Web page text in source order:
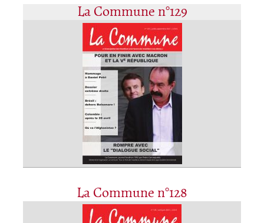
La Commune n°129
La Commune n°128